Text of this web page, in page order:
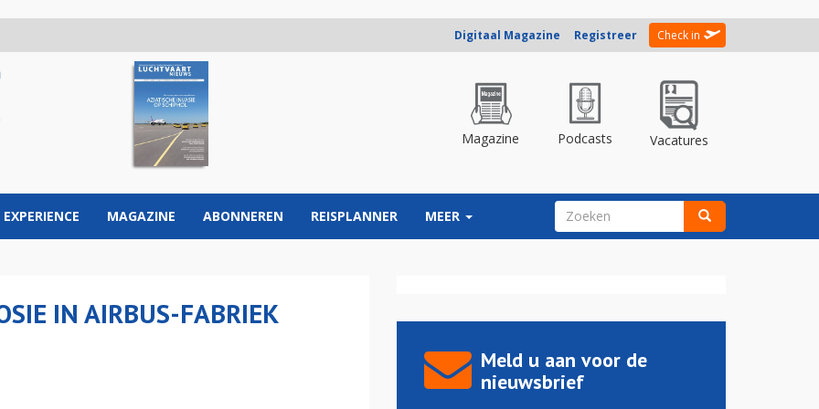
Digitaal Magazine Registreer Check in
Magazine Podcasts Vacatures
EXPERIENCE MAGAZINE ABONNEREN REISPLANNER MEER ZOEKVELD
IN AIRBUS-FABRIEK
Meld u aan voor de
nieuwsbrief